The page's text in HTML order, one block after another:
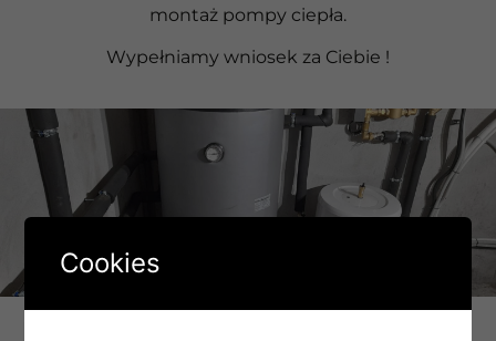
montaż pompy ciepła.
Wypełniamy wniosek za Ciebie !
Cookies